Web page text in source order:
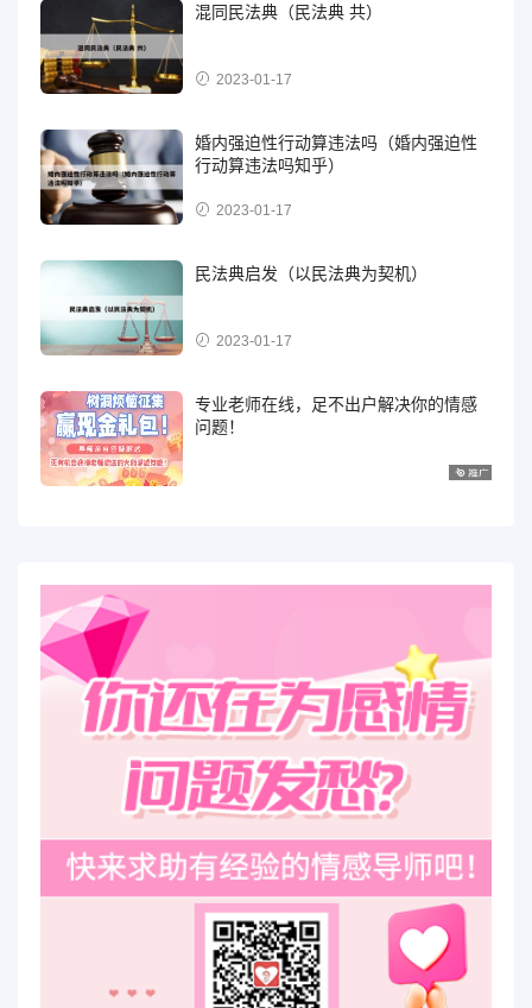
混同民法典（民法典 共）
2023-01-17
婚内强迫性行动算违法吗（婚内强迫性
行动算违法吗知乎）
2023-01-17
民法典启发（以民法典为契机）
2023-01-17
专业老师在线，足不出户解决你的情感
问题！